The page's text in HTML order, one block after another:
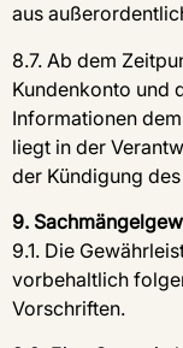
aus
8.7. Ab dem
Kundenkonto und
Informationen
liegt in der
der Kündigung
9.
9.1. Die
vorbehaltlich
Vorschriften.